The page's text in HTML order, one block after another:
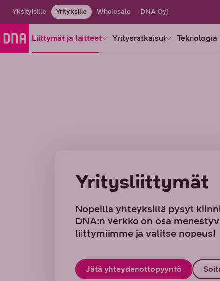
Yksityisille Yrityksille Wholesale DNA Oyj
Liittymät ja laitteet Yritysratkaisut Teknologia
Yritysliittymät
Nopeilla yhteyksillä pysyt
DNA:n verkko on osa
liittymiimme ja valitse nopeus!
Jätä yhteydenottopyyntö